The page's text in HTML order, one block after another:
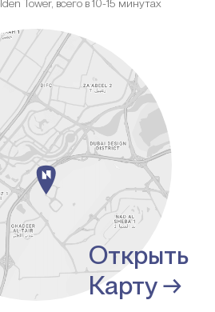
Tower, всего в 10-15 минутах
Открыть
Карту →